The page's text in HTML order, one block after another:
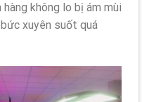
không lo bị ám mùi
xuyên suốt quá